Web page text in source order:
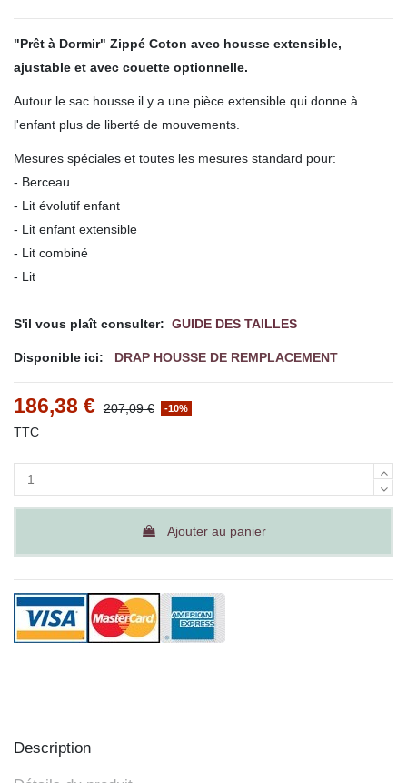
"Prêt à Dormir" Zippé Coton avec housse extensible,
ajustable et avec couette optionnelle.
Autour le sac housse il y a une pièce extensible qui donne à
l'enfant plus de liberté de mouvements.
Mesures spéciales et toutes les mesures standard pour:
- Berceau
- Lit évolutif enfant
- Lit enfant extensible
- Lit combiné
- Lit
S'il vous plaît consulter: GUIDE DES TAILLES
Disponible ici: DRAP HOUSSE DE REMPLACEMENT
186,38 € 207,09 € -10%
TTC
Ajouter au panier
Description